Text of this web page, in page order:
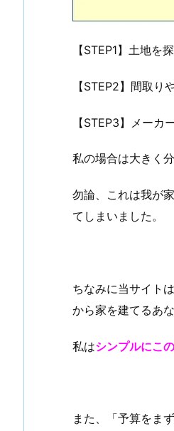
【STEP1】土地を
【STEP2】間取り
【STEP3】メー
私の場合は大きく
勿論、これは我が
てしまいました。
ちなみに当サイト
から家を建てるあ
私はシンプルにこ
また、「予算をま